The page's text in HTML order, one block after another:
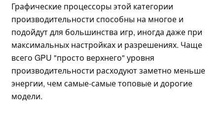
Графические процессоры этой категории
производительности способны на многое и
подойдут для большинства игр, иногда даже при
максимальных настройках и разрешениях. Чаще
всего GPU "просто верхнего" уровня
производительности расходуют заметно меньше
энергии, чем самые-самые топовые и дорогие
модели.